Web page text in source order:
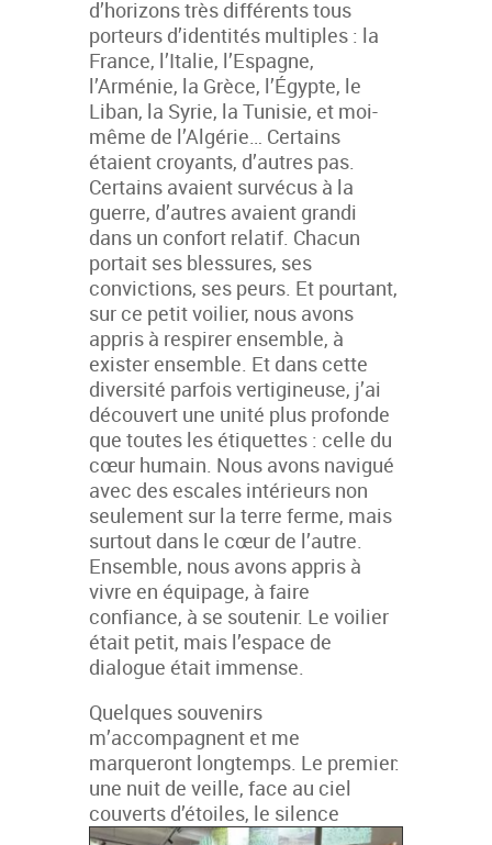
d’horizons très différents tous
porteurs d’identités multiples : la
France, l’Italie, l’Espagne,
l’Arménie, la Grèce, l’Égypte, le
Liban, la Syrie, la Tunisie, et moi-
même de l’Algérie… Certains
étaient croyants, d’autres pas.
Certains avaient survécus à la
guerre, d’autres avaient grandi
dans un confort relatif. Chacun
portait ses blessures, ses
convictions, ses peurs. Et pourtant,
sur ce petit voilier, nous avons
appris à respirer ensemble, à
exister ensemble. Et dans cette
diversité parfois vertigineuse, j’ai
découvert une unité plus profonde
que toutes les étiquettes : celle du
cœur humain. Nous avons navigué
avec des escales intérieurs non
seulement sur la terre ferme, mais
surtout dans le cœur de l’autre.
Ensemble, nous avons appris à
vivre en équipage, à faire
confiance, à se soutenir. Le voilier
était petit, mais l’espace de
dialogue était immense.
Quelques souvenirs
m’accompagnent et me
marqueront longtemps. Le premier:
une nuit de veille, face au ciel
couverts d’étoiles, le silence